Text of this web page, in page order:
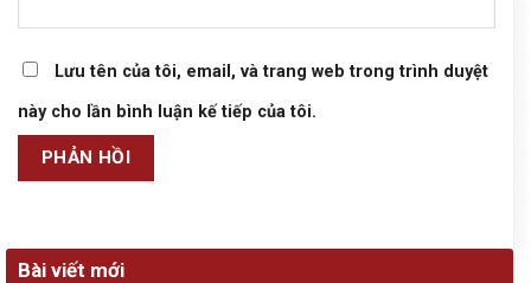
Lưu tên của tôi, email, và trang web trong trình duyệt
này cho lần bình luận kế tiếp của tôi.
Bài viết mới